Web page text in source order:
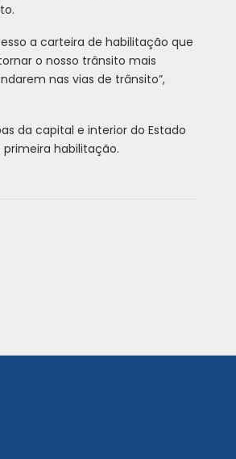
a carteira de habilitação que
o nosso trânsito mais
nas vias de trânsito”,
da capital e interior do Estado
habilitação.